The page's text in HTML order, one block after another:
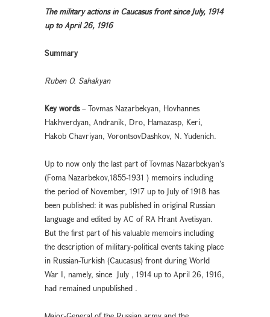
The military actions in Caucasus front since July, 1914
up to April 26, 1916
Summary
Ruben O. Sahakyan
Key words– Tovmas Nazarbekyan, Hovhannes
Hakhverdyan, Andranik, Dro, Hamazasp, Keri,
Hakob Chavriyan, VorontsovDashkov, N. Yudenich.
Up to now only the last part of Tovmas Nazarbekyan’s
(Foma Nazarbekov,1855-1931 ) memoirs including
the period of November, 1917 up to July of 1918 has
been published: it was published in original Russian
language and edited by AC of RA Hrant Avetisyan.
But the first part of his valuable memoirs including
the description of military-political events taking place
in Russian-Turkish (Caucasus) front during World
War I, namely, since July , 1914 up to April 26, 1916,
had remained unpublished .